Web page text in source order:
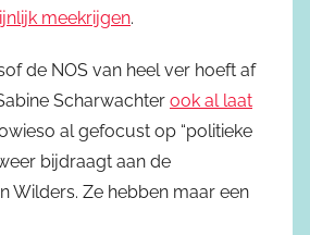
meekrijgen.
de NOS van heel ver hoeft af
Scharwachter ook al laat
al gefocust op “politieke
bijdraagt aan de
Wilders. Ze hebben maar een